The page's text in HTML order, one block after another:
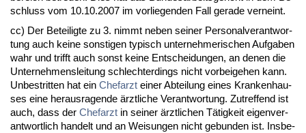
schluss vom 10.10.2007 im vor­lie­gen­den Fall ge­ra­de ver­neint.
cc) Der Be­tei­lig­te zu 3. nimmt ne­ben sei­ner Per­so­nal­ver­ant­wor­
tung auch kei­ne sons­ti­gen ty­pisch un­ter­neh­me­ri­schen Auf­ga­ben
wahr und trifft auch sonst kei­ne Ent­schei­dun­gen, an de­nen die
Un­ter­neh­mens­lei­tung schlech­ter­dings nicht vor­bei­ge­hen kann.
Un­be­strit­ten hat ein Chef­arzt ei­ner Ab­tei­lung ei­nes Kran­ken­hau­
ses ei­ne her­aus­ra­gen­de ärzt­li­che Ver­ant­wor­tung. Zu­tref­fend ist
auch, dass der Chef­arzt in sei­ner ärzt­li­chen Tätig­keit ei­gen­ver­
ant­wort­lich han­delt und an Wei­sun­gen nicht ge­bun­den ist. Ins­be­